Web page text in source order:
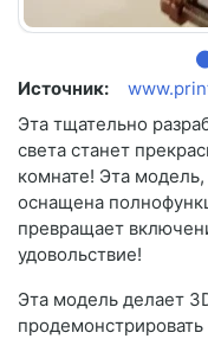
Источник:
Эта тщательно
света станет
комнате! Эта
оснащена
превращает
удовольствие!
Эта модель делает